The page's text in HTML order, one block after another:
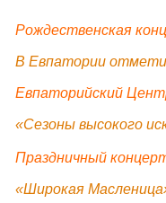
Рождественская
В Евпатории
Евпаторийский
«Сезоны высокого
Праздничный
«Широкая